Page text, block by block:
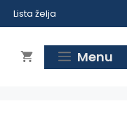
Lista želja
Menu